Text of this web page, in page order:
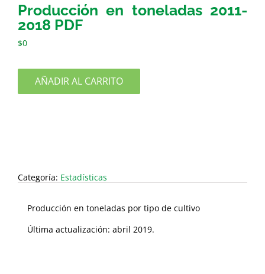
Producción en toneladas 2011-
2018 PDF
$0
AÑADIR AL CARRITO
Categoría: Estadísticas
Producción en toneladas por tipo de cultivo
Última actualización: abril 2019.